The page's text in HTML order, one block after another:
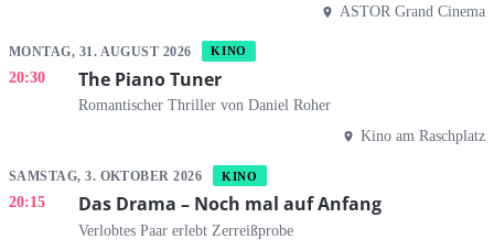
ASTOR Grand Cinema
MONTAG, 31. AUGUST 2026 KINO
20:30 The Piano Tuner
Romantischer Thriller von Daniel Roher
Kino am Raschplatz
SAMSTAG, 3. OKTOBER 2026 KINO
20:15 Das Drama – Noch mal auf Anfang
Verlobtes Paar erlebt Zerreißprobe